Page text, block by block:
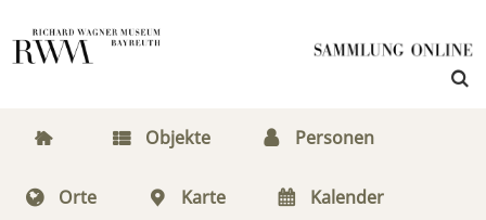
Objekte Personen
Orte Karte Kalender